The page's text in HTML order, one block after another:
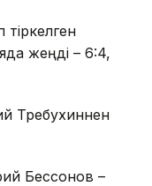
жеңді – 6:4,
Требухиннен
Бессонов –